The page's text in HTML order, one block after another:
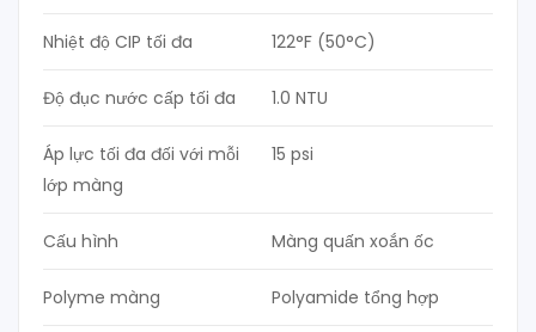
Nhiệt độ CIP tối đa 122°F (50°C)
Độ đục nước cấp tối đa 1.0 NTU
Áp lực tối đa đối với mỗi
lớp màng
15 psi
Cấu hình Màng quấn xoắn ốc
Polyme màng Polyamide tổng hợp